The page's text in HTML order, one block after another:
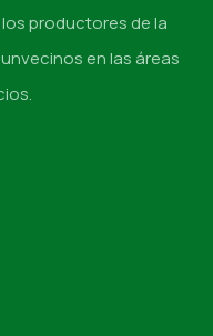
productores de la
en las áreas